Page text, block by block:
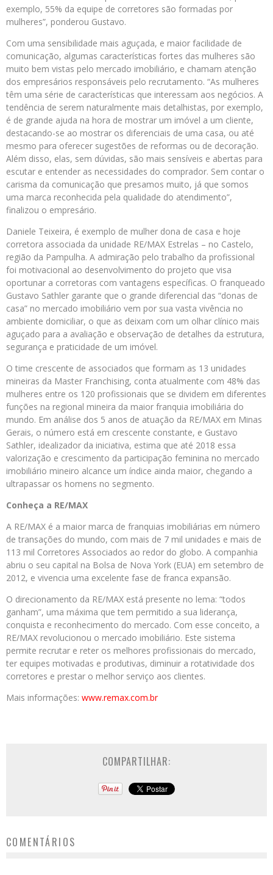
exemplo, 55% da equipe de corretores são formadas por
mulheres”, ponderou Gustavo.
Com uma sensibilidade mais aguçada, e maior facilidade de
comunicação, algumas características fortes das mulheres são
muito bem vistas pelo mercado imobiliário, e chamam atenção
dos empresários responsáveis pelo recrutamento. “As mulheres
têm uma série de características que interessam aos negócios. A
tendência de serem naturalmente mais detalhistas, por exemplo,
é de grande ajuda na hora de mostrar um imóvel a um cliente,
destacando-se ao mostrar os diferenciais de uma casa, ou até
mesmo para oferecer sugestões de reformas ou de decoração.
Além disso, elas, sem dúvidas, são mais sensíveis e abertas para
escutar e entender as necessidades do comprador. Sem contar o
carisma da comunicação que presamos muito, já que somos
uma marca reconhecida pela qualidade do atendimento”,
finalizou o empresário.
Daniele Teixeira, é exemplo de mulher dona de casa e hoje
corretora associada da unidade RE/MAX Estrelas – no Castelo,
região da Pampulha. A admiração pelo trabalho da profissional
foi motivacional ao desenvolvimento do projeto que visa
oportunar a corretoras com vantagens específicas. O franqueado
Gustavo Sathler garante que o grande diferencial das “donas de
casa” no mercado imobiliário vem por sua vasta vivência no
ambiente domiciliar, o que as deixam com um olhar clínico mais
aguçado para a avaliação e observação de detalhes da estrutura,
segurança e praticidade de um imóvel.
O time crescente de associados que formam as 13 unidades
mineiras da Master Franchising, conta atualmente com 48% das
mulheres entre os 120 profissionais que se dividem em diferentes
funções na regional mineira da maior franquia imobiliária do
mundo. Em análise dos 5 anos de atuação da RE/MAX em Minas
Gerais, o número está em crescente constante, e Gustavo
Sathler, idealizador da iniciativa, estima que até 2018 essa
valorização e crescimento da participação feminina no mercado
imobiliário mineiro alcance um índice ainda maior, chegando a
ultrapassar os homens no segmento.
Conheça a RE/MAX
A RE/MAX é a maior marca de franquias imobiliárias em número
de transações do mundo, com mais de 7 mil unidades e mais de
113 mil Corretores Associados ao redor do globo. A companhia
abriu o seu capital na Bolsa de Nova York (EUA) em setembro de
2012, e vivencia uma excelente fase de franca expansão.
O direcionamento da RE/MAX está presente no lema: “todos
ganham”, uma máxima que tem permitido a sua liderança,
conquista e reconhecimento do mercado. Com esse conceito, a
RE/MAX revolucionou o mercado imobiliário. Este sistema
permite recrutar e reter os melhores profissionais do mercado,
ter equipes motivadas e produtivas, diminuir a rotatividade dos
corretores e prestar o melhor serviço aos clientes.
Mais informações: www.remax.com.br
COMPARTILHAR:
COMENTÁRIOS